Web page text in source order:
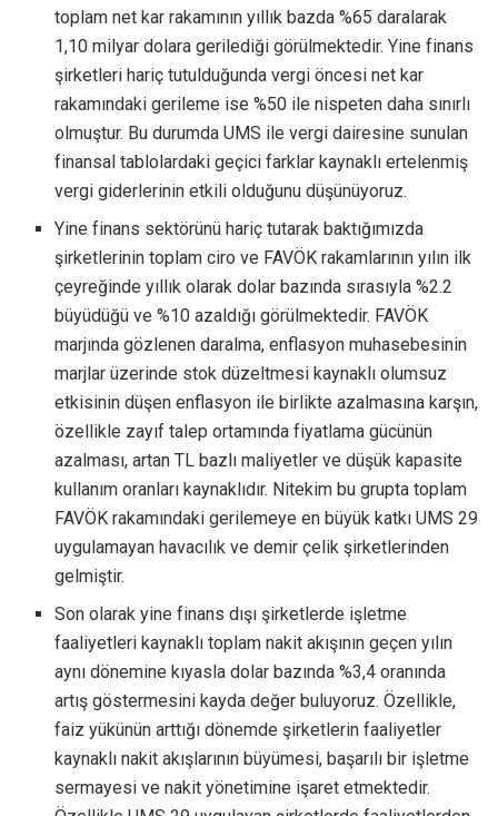
toplam net kar rakamının yıllık bazda %65 daralarak
1,10 milyar dolara gerilediği görülmektedir. Yine finans
şirketleri hariç tutulduğunda vergi öncesi net kar
rakamındaki gerileme ise %50 ile nispeten daha sınırlı
olmuştur. Bu durumda UMS ile vergi dairesine sunulan
finansal tablolardaki geçici farklar kaynaklı ertelenmiş
vergi giderlerinin etkili olduğunu düşünüyoruz.
Yine finans sektörünü hariç tutarak baktığımızda
şirketlerinin toplam ciro ve FAVÖK rakamlarının yılın ilk
çeyreğinde yıllık olarak dolar bazında sırasıyla %2.2
büyüdüğü ve %10 azaldığı görülmektedir. FAVÖK
marjında gözlenen daralma, enflasyon muhasebesinin
marjlar üzerinde stok düzeltmesi kaynaklı olumsuz
etkisinin düşen enflasyon ile birlikte azalmasına karşın,
özellikle zayıf talep ortamında fiyatlama gücünün
azalması, artan TL bazlı maliyetler ve düşük kapasite
kullanım oranları kaynaklıdır. Nitekim bu grupta toplam
FAVÖK rakamındaki gerilemeye en büyük katkı UMS 29
uygulamayan havacılık ve demir çelik şirketlerinden
gelmiştir.
Son olarak yine finans dışı şirketlerde işletme
faaliyetleri kaynaklı toplam nakit akışının geçen yılın
aynı dönemine kıyasla dolar bazında %3,4 oranında
artış göstermesini kayda değer buluyoruz. Özellikle,
faiz yükünün arttığı dönemde şirketlerin faaliyetler
kaynaklı nakit akışlarının büyümesi, başarılı bir işletme
sermayesi ve nakit yönetimine işaret etmektedir.